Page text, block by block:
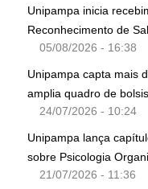
Unipampa inicia
Reconhecimento de
05/08/2026 - 16:38
Unipampa capta mais
amplia quadro de
24/07/2026 - 10:24
Unipampa lança
sobre Psicologia
21/07/2026 - 11:36